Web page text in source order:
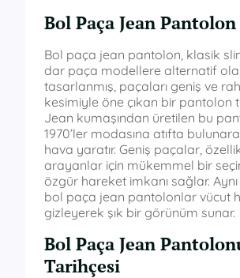
Bol Paça Jean
Bol paça jean pantolon, klasik
dar paça modellere alternatif
tasarlanmış, paçaları geniş ve
kesimiyle öne çıkan bir pantolon
Jean kumaşından üretilen bu
1970’ler modasına atıfta
hava yaratır. Geniş paçalar,
arayanlar için mükemmel bir
özgür hareket imkanı sağlar.
bol paça jean pantolonlar vücut
gizleyerek şık bir görünüm sunar.
Bol Paça Jean
Tarihçesi